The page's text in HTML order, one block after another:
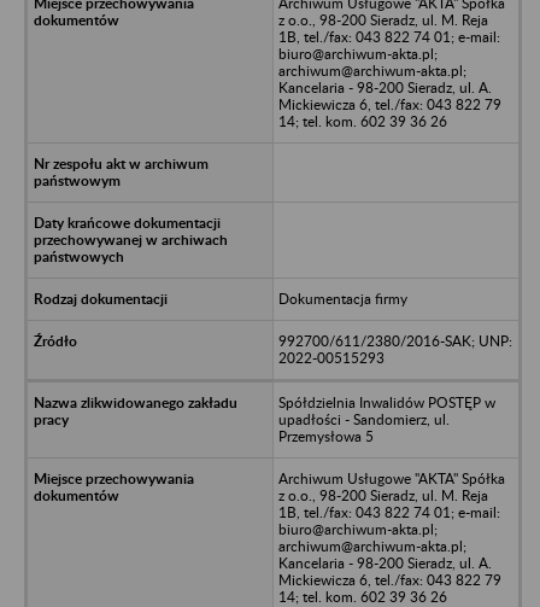
z o.o., 98-200 Sieradz, ul. M. Reja
1B, tel./fax: 043 822 74 01; e-mail:
biuro@archiwum-akta.pl;
archiwum@archiwum-akta.pl;
Kancelaria - 98-200 Sieradz, ul. A.
Mickiewicza 6, tel./fax: 043 822 79
14; tel. kom. 602 39 36 26
Dokumentacja firmy
992700/611/2380/2016-SAK; UNP:
2022-00515293
Spółdzielnia Inwalidów POSTĘP w
upadłości - Sandomierz, ul.
Przemysłowa 5
Archiwum Usługowe "AKTA" Spółka
z o.o., 98-200 Sieradz, ul. M. Reja
1B, tel./fax: 043 822 74 01; e-mail:
biuro@archiwum-akta.pl;
archiwum@archiwum-akta.pl;
Kancelaria - 98-200 Sieradz, ul. A.
Mickiewicza 6, tel./fax: 043 822 79
14; tel. kom. 602 39 36 26